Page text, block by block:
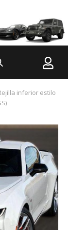
inferior estilo